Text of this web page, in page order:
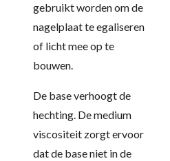
gebruikt worden om de
nagelplaat te egaliseren
of licht mee op te
bouwen.
De base verhoogt de
hechting. De medium
viscositeit zorgt ervoor
dat de base niet in de